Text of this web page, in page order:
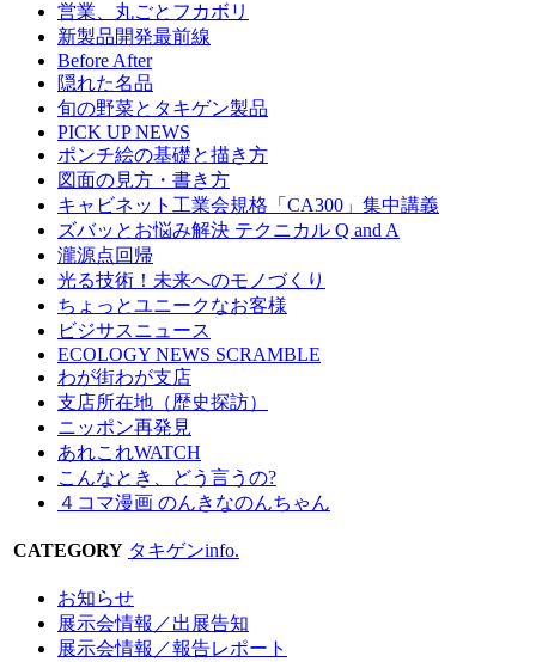
営業、丸ごとフカボリ
新製品開発最前線
Before After
隠れた名品
旬の野菜とタキゲン製品
PICK UP NEWS
ポンチ絵の基礎と描き方
図面の見方・書き方
キャビネット工業会規格「CA300」集中講義
ズバッとお悩み解決 テクニカル Q and A
瀧源点回帰
光る技術！未来へのモノづくり
ちょっとユニークなお客様
ビジサスニュース
ECOLOGY NEWS SCRAMBLE
わが街わが支店
支店所在地（歴史探訪）
ニッポン再発見
あれこれWATCH
こんなとき、どう言うの?
４コマ漫画 のんきなのんちゃん
CATEGORY タキゲンinfo.
お知らせ
展示会情報／出展告知
展示会情報／報告レポート